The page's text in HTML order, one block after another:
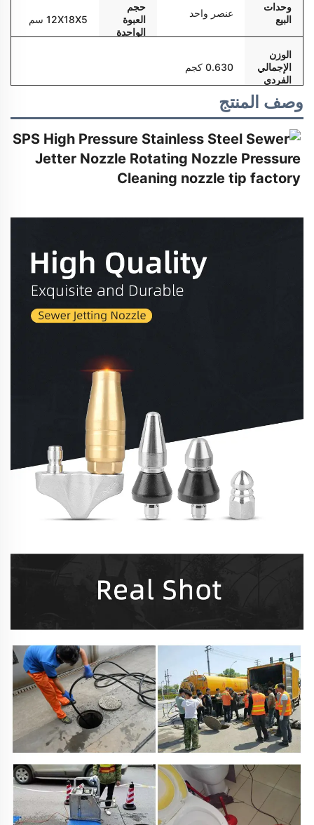
وحدات
البيع
عنصر واحد
حجم
العبوة
الواحدة
12X18X5 سم
الوزن
الإجمالي
الفردي
0.630 كجم
وصف المنتج